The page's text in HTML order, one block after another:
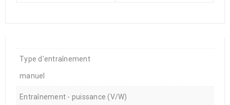
Type d'entraînement
manuel
Entraînement - puissance (V/W)